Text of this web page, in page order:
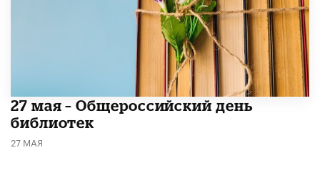
​27 мая – Общероссийский день
библиотек
27 МАЯ